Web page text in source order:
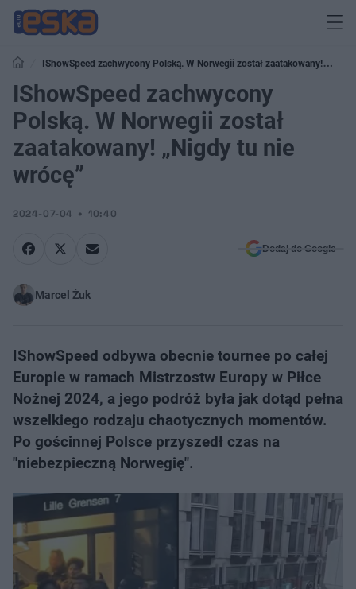
IShowSpeed zachwycony Polską. W Norwegii został zaatakowany!​​
„Nigdy tu nie wrócę”
IShowSpeed zachwycony
Polską. W Norwegii został
zaatakowany!​​ „Nigdy tu nie
wrócę”
2024-07-04 10:40
Dodaj do Google
Marcel Żuk
IShowSpeed ​​odbywa obecnie tournee po całej
Europie w ramach Mistrzostw Europy w Piłce
Nożnej 2024, a jego podróż była jak dotąd pełna
wszelkiego rodzaju chaotycznych momentów.
Po gościnnej Polsce przyszedł czas na
"niebezpieczną Norwegię".